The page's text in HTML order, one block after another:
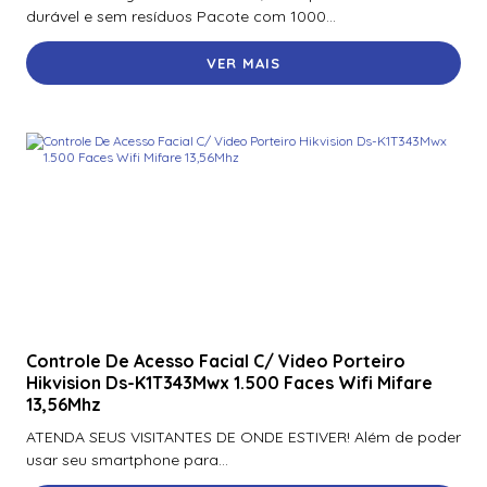
de órbita de alta segurança – 1.000 impressões
Fargo Holographic Thermal Transfer Laminate – 500
impressões
Prints
Fargo Polyguard Laminate -Half Patch – 250 Prints
Fargo Polyguard Laminate -Meio Patch – 250 Impressões
Fargo Polyguard Laminate – 250 Prints
durável e sem resíduos Pacote com 1000...
VER MAIS
Controle De Acesso Facial C/ Video Porteiro
Hikvision Ds-K1T343Mwx 1.500 Faces Wifi Mifare
13,56Mhz
ATENDA SEUS VISITANTES DE ONDE ESTIVER! Além de poder
usar seu smartphone para...